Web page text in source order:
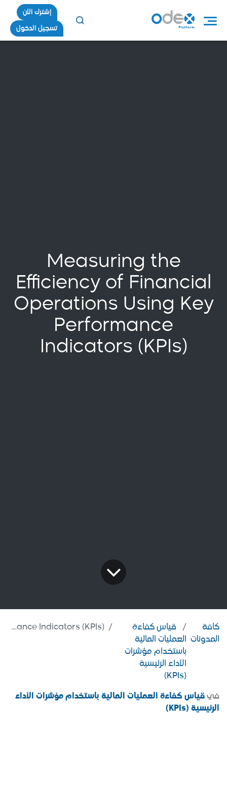
إشترك الأن
تسجيل الدخول
Measuring the
Efficiency of Financial
Operations Using Key
Performance
Indicators (KPIs)
كافة
المدونات
قياس كفاءة
العمليات المالية
باستخدام مؤشرات
الأداء الرئيسية
(KPIs)
Measuring the Efficiency of Financial Operations Using Key Performance Indicators (KPIs)
في قياس كفاءة العمليات المالية باستخدام مؤشرات الأداء
الرئيسية (KPIs)